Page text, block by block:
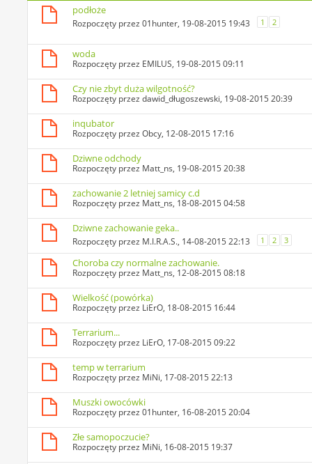
podłoże
Rozpoczęty przez01hunter, 19-08-2015 19:43 1 2
woda
Rozpoczęty przez EMILUS, 19-08-2015 09:11
Czy nie zbyt duża wilgotność?
Rozpoczęty przezdawid_długoszewski, 19-08-2015 20:39
inqubator
Rozpoczęty przezObcy, 12-08-2015 17:16
Dziwne odchody
Rozpoczęty przez Matt_ns, 19-08-2015 20:38
zachowanie 2 letniej samicy c.d
Rozpoczęty przez Matt_ns, 18-08-2015 04:58
Dziwne zachowanie geka..
Rozpoczęty przez M.I.R.A.S., 14-08-2015 22:13 1 2 3
Choroba czy normalne zachowanie.
Rozpoczęty przez Matt_ns, 12-08-2015 08:18
Wielkość (powórka)
Rozpoczęty przez LiErO, 18-08-2015 16:44
Terrarium...
Rozpoczęty przez LiErO, 17-08-2015 09:22
temp w terrarium
Rozpoczęty przez MiNi, 17-08-2015 22:13
Muszki owocówki
Rozpoczęty przez01hunter, 16-08-2015 20:04
Złe samopoczucie?
Rozpoczęty przez MiNi, 16-08-2015 19:37